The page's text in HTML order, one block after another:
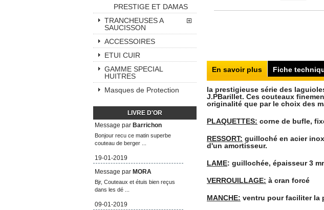
PRESTIGE ET DAMAS
TRANCHEUSES A
SAUCISSON
ACCESSOIRES
ETUI CUIR
GAMME SPECIAL
HUITRES
Masques de Protection
LIVRE D'OR
Message par Barrichon
Bonjour recu ce matin superbe
couteau de berger ...
19-01-2019
Message par MORA
Bjr, Couteaux et étuis bien reçus
dans les dé ...
09-01-2019
En savoir plus Fiche
la prestigieuse série des
J.PBarillet. Ces couteaux
originalité que par le choix des
PLAQUETTES: corne de bufle,
RESSORT: guilloché en acier
d'un amortisseur.
LAME: guillochée, épaisseur 3
VERROUILLAGE: à cran forcé
MANCHE: ventru pour faciliter la